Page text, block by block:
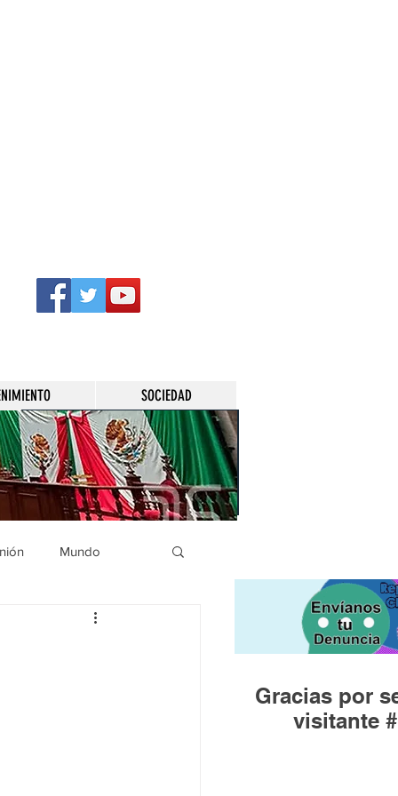
SOCIEDAD
Mundo
Municipios
Gracias por
visitante #